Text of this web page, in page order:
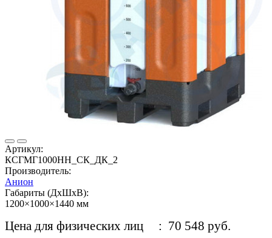
Артикул:
КСГМГ1000НН_СК_ДК_2
Производитель:
Анион
Габариты (ДхШхВ):
1200×1000×1440 мм
Цена для физических лиц : 70 548 руб.